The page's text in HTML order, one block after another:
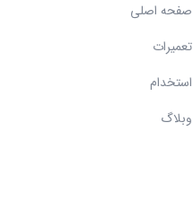
صفحه اصلی
تعمیرات
استخدام
وبلاگ